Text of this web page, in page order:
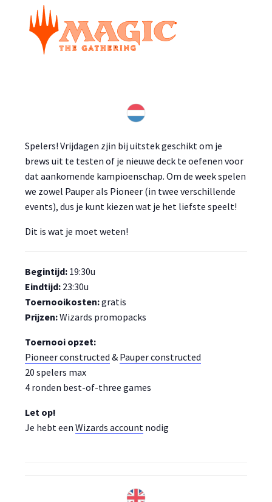
Spelers! Vrijdagen zjin bij uitstek geschikt om je
brews uit te testen of je nieuwe deck te oefenen voor
dat aankomende kampioenschap. Om de week spelen
we zowel Pauper als Pioneer (in twee verschillende
events), dus je kunt kiezen wat je het liefste speelt!
Dit is wat je moet weten!
Begintijd: 19:30u
Eindtijd: 23:30u
Toernooikosten:gratis
Prijzen:Wizards promopacks
Toernooi opzet:
Pioneer constructed & Pauper constructed
20 spelers max
4 ronden best-of-three games
Let op!
Je hebt een Wizards account nodig